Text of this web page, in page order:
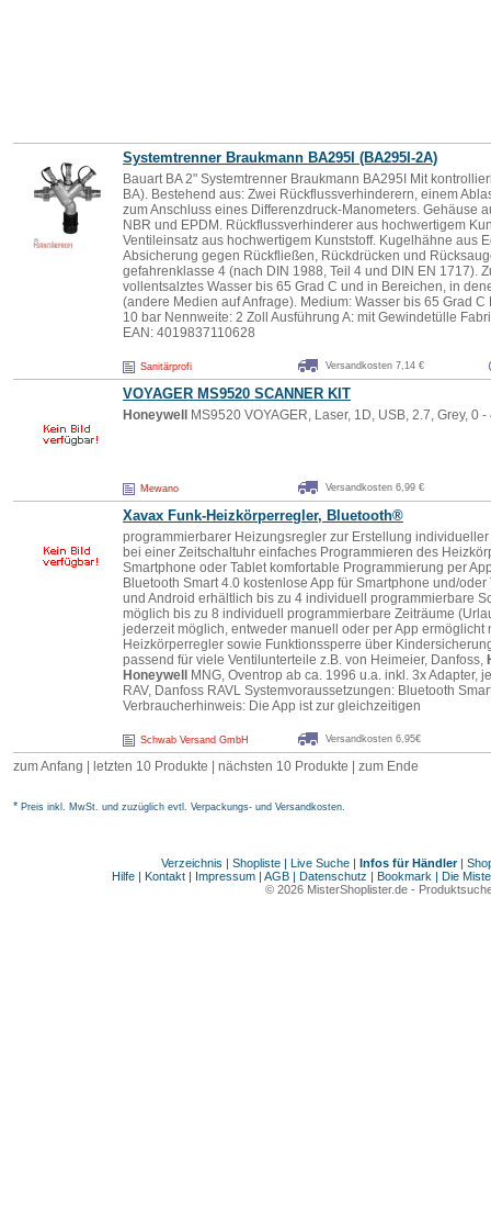
Systemtrenner Braukmann BA295I (BA295I-2A)
Bauart BA 2" Systemtrenner Braukmann BA295I Mit
BA). Bestehend aus: Zwei Rückflussverhinderern, einem
zum Anschluss eines Differenzdruck-Manometers. Gehäuse
NBR und EPDM. Rückflussverhinderer aus hochwertigem
Ventileinsatz aus hochwertigem Kunststoff. Kugelhähne aus
Absicherung gegen Rückfließen, Rückdrücken und
gefahrenklasse 4 (nach DIN 1988, Teil 4 und DIN EN 1717).
vollentsalztes Wasser bis 65 Grad C und in Bereichen, in
(andere Medien auf Anfrage). Medium: Wasser bis 65 Grad C
10 bar Nennweite: 2 Zoll Ausführung A: mit Gewindetülle
EAN: 4019837110628
Sanitärprofi Versandkosten 7,14 €
VOYAGER MS9520 SCANNER KIT
Honeywell MS9520 VOYAGER, Laser, 1D, USB, 2.7, Grey, 0 -
Mewano Versandkosten 6,99 €
Xavax Funk-Heizkörperregler, Bluetooth®
programmierbarer Heizungsregler zur Erstellung
bei einer Zeitschaltuhr einfaches Programmieren des
Smartphone oder Tablet komfortable Programmierung per
Bluetooth Smart 4.0 kostenlose App für Smartphone und/
und Android erhältlich bis zu 4 individuell programmierbare
möglich bis zu 8 individuell programmierbare Zeiträume
jederzeit möglich, entweder manuell oder per App ermöglicht
Heizkörperregler sowie Funktionssperre über
passend für viele Ventilunterteile z.B. von Heimeier, Danfoss,
Honeywell
MNG, Oventrop ab ca. 1996 u.a. inkl. 3x Adapter,
RAV, Danfoss RAVL Systemvoraussetzungen: Bluetooth
Verbraucherhinweis: Die App ist zur gleichzeitigen
Schwab Versand GmbH Versandkosten 6,95€
zum Anfang letzten 10 Produkte | nächsten 10 Produkte | zum Ende
* Preis inkl. MwSt. und zuzüglich evtl. Verpackungs- und Versandkosten.
Verzeichnis | Shopliste| Live Suche| Infos für Händler|
Hilfe | Kontakt | Impressum | AGB | Datenschutz | Bookmark | Die
© 2026 MisterShoplister.de-